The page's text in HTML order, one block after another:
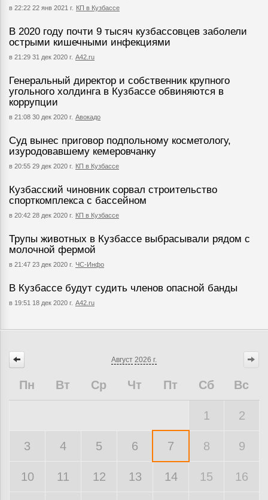
в 22:22 22 янв 2021 г. КП в Кузбассе
В 2020 году почти 9 тысяч кузбассовцев заболели
острыми кишечными инфекциями
в 21:29 31 дек 2020 г. А42.ru
Генеральный директор и собственник крупного
угольного холдинга в Кузбассе обвиняются в
коррупции
в 21:08 30 дек 2020 г. Авокадо
Суд вынес приговор подпольному косметологу,
изуродовавшему кемеровчанку
в 20:55 29 дек 2020 г. КП в Кузбассе
Кузбасский чиновник сорвал строительство
спорткомплекса с бассейном
в 20:42 28 дек 2020 г. КП в Кузбассе
Трупы животных в Кузбассе выбрасывали рядом с
молочной фермой
в 21:47 23 дек 2020 г. ЧС-Инфо
В Кузбассе будут судить членов опасной банды
в 19:51 18 дек 2020 г. A42.ru
Август 2026 г.
Пн Вт Ср Чт Пт Сб Вс
1 2
3 4 5 6 7 8 9
10 11 12 13 14 15 16